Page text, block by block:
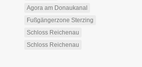
Agora am Donaukanal
Fußgängerzone Sterzing
Schloss Reichenau
Schloss Reichenau